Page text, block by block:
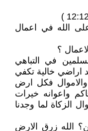
الله في اعمال
؟
في التباهي
اراضي خالية تكفي
فكل ارض
واعوانه خيرات
الزكاة لما وجدنا
الله زرق الارض